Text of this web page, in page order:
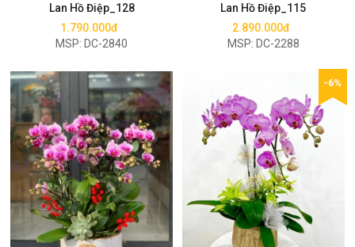
Lan Hồ Điệp_128
1.790.000đ
MSP: DC-2840
Lan Hồ Điệp_115
2.890.000đ
MSP: DC-2288
-6%